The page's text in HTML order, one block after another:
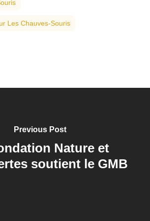
Les Chauves-Souris
Previous Post
Nature et
soutient le GMB